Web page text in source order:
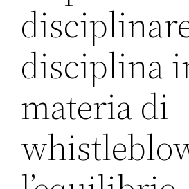
disciplina
materia di